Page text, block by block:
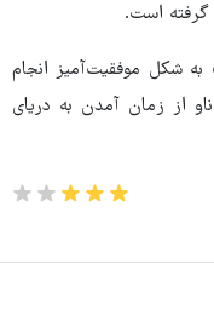
گرفته است.
شکل موفقیت‌آمیز انجام
از زمان آمدن به دریای